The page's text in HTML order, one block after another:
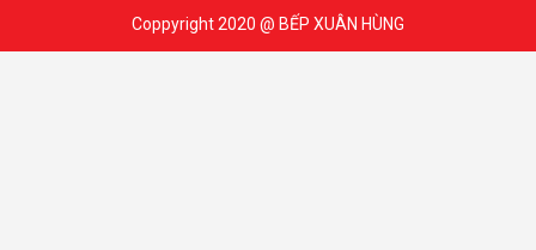
Coppyright 2020 @ BẾP XUÂN HÙNG